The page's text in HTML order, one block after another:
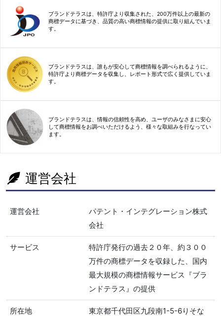
ブランドテラスは、特許庁より収集された、200万件以上の最新の
商標データに基づき、品質の高い商標情報の提供に取り組んでいま
す。
ブランドテラスは、誰もが安心して商標情報を調べられるように、
特許庁より商標データを収集し、レポート形式で広く提供していま
す。
ブランドテラスは、情報の信頼性を高め、ユーザのみなさまに安心
して商標情報をお調べいただけるよう、様々な取組みを行なってい
ます。
運営会社
運営会社
パテント・インテグレーション株式
会社
サービス
特許庁発行の過去２０年、約３００
万件の商標データを収録した、国内
最大規模の商標情報サービス『ブラ
ンドテラス』の提供
所在地
東京都千代田区九段南1-5-6りそな